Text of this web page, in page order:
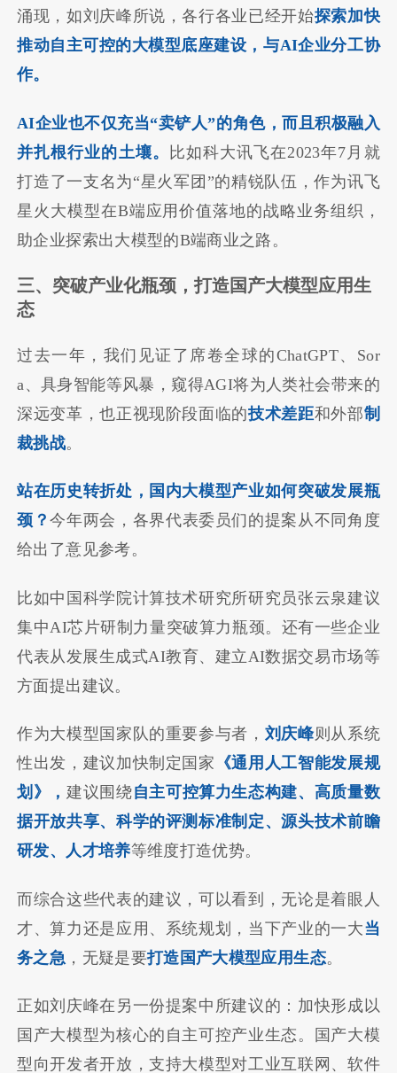
涌现，如刘庆峰所说，各行各业已经开始探索加快
推动自主可控的大模型底座建设，与AI企业分工协
作。
AI企业也不仅充当“卖铲人”的角色，而且积极融入
并扎根行业的土壤。
比如科大讯飞在2023年7月就
打造了一支名为“星火军团”的精锐队伍，作为讯飞
星火大模型在B端应用价值落地的战略业务组织，
助企业探索出大模型的B端商业之路。
三、突破产业化瓶颈，打造国产大模型应用生
态
过去一年，我们见证了席卷全球的ChatGPT、Sor
a、具身智能等风暴，窥得AGI将为人类社会带来的
深远变革，也正视现阶段面临的技术差距和外部制
裁挑战。
站在历史转折处，国内大模型产业如何突破发展瓶
颈？今年两会，各界代表委员们的提案从不同角度
给出了意见参考。
比如中国科学院计算技术研究所研究员张云泉建议
集中AI芯片研制力量突破算力瓶颈。还有一些企业
代表从发展生成式AI教育、建立AI数据交易市场等
方面提出建议。
作为大模型国家队的重要参与者， 刘庆峰则从系统
性出发，建议加快制定国家 《通用人工智能发展规
划》，建议围绕自主可控算力生态构建、高质量数
据开放共享、科学的评测标准制定、源头技术前瞻
研发、人才培养等维度打造优势。
而综合这些代表的建议，可以看到，无论是着眼人
才、算力还是应用、系统规划，当下产业的一大当
务之急 ，无疑是要打造国产大模型应用生态。
正如刘庆峰在另一份提案中所建议的：加快形成以
国产大模型为核心的自主可控产业生态。国产大模
型向开发者开放，支持大模型对工业互联网、软件